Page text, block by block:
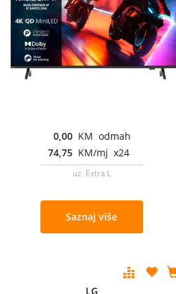
0,00 KM odmah
74,75 KM/mj x24
uz Extra L
Saznaj više
LG